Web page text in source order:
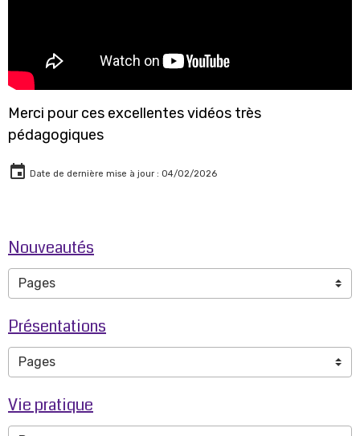
Merci pour ces excellentes vidéos très
pédagogiques
Date de dernière mise à jour : 04/02/2026
Nouveautés
Présentations
Vie pratique